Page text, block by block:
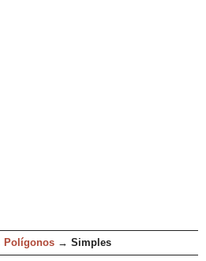
Polígonos → Simples